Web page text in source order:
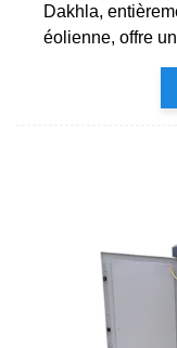
Dakhla,
éolienne, offre